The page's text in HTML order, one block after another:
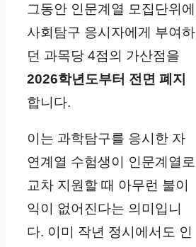
그동안 인문계열 모집단위에
사회탐구 응시자에게 부여하
던 과목당 4점의 가산점을
2026학년도부터 전면 폐지
합니다.
이는 과학탐구를 응시한 자
연계열 수험생이 인문계열로
교차 지원할 때 아무런 불이
익이 없어진다는 의미입니
다. 이미 작년 정시에서도 인